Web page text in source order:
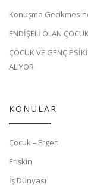
Konuşma
ENDİŞELİ OLAN
ÇOCUK VE GENÇ
ALIYOR
KONULAR
Çocuk – Ergen
Erişkin
İş Dünyası